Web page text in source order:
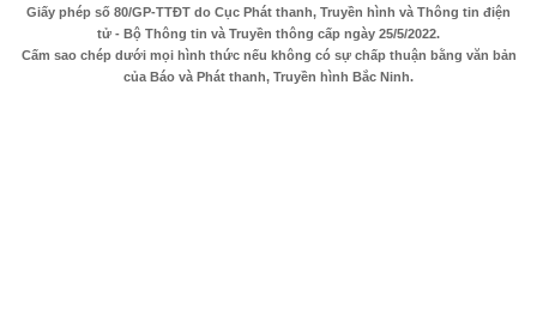
Giấy phép số 80/GP-TTĐT do Cục Phát thanh, Truyền hình và Thông tin điện
tử - Bộ Thông tin và Truyền thông cấp ngày 25/5/2022.
Cấm sao chép dưới mọi hình thức nếu không có sự chấp thuận bằng văn bản
của Báo và Phát thanh, Truyền hình Bắc Ninh.